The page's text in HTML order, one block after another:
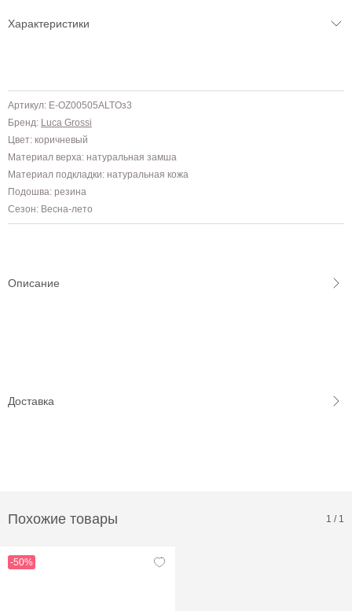
Характеристики
Артикул: E-OZ00505ALTOз3
Бренд: Luca Grossi
Цвет: коричневый
Материал верха: натуральная замша
Материал подкладки: натуральная кожа
Подошва: резина
Сезон: Весна-лето
Описание
Доставка
Похожие товары 1 / 1
-50%